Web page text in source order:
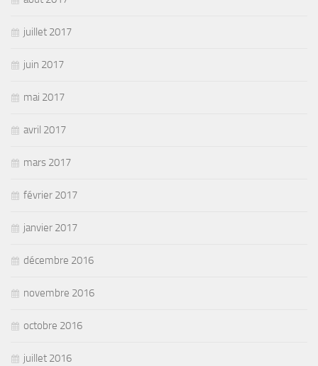
juillet 2017
juin 2017
mai 2017
avril 2017
mars 2017
février 2017
janvier 2017
décembre 2016
novembre 2016
octobre 2016
juillet 2016